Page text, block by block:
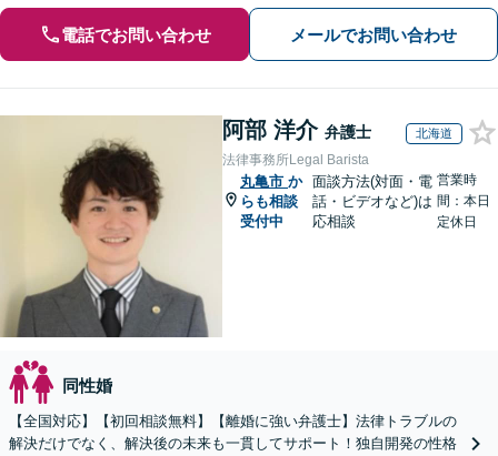
電話でお問い合わせ メールでお問い合わせ
阿部 洋介 弁護士 北海道
法律事務所Legal Barista
丸亀市 か
らも相談
受付中
面談方法(対面・電
話・ビデオなど)は
応相談
営業時
間：本日
定休日
同性婚
【全国対応】【初回相談無料】【離婚に強い弁護士】法律トラブルの
解決だけでなく、解決後の未来も一貫してサポート！独自開発の性格